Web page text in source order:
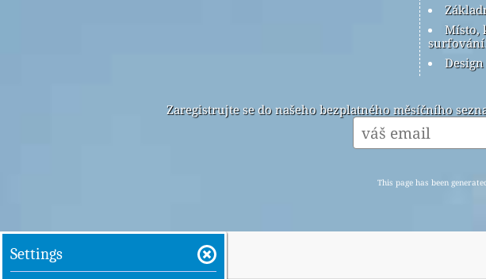
Místo,
Design
Zaregistrujte se do našeho bezplatného měsíčního
This page has been
Settings